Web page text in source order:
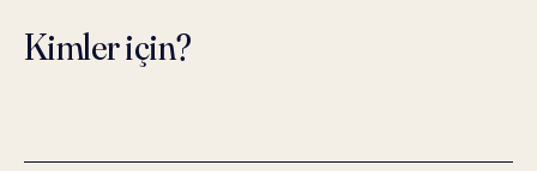
Kimler için?